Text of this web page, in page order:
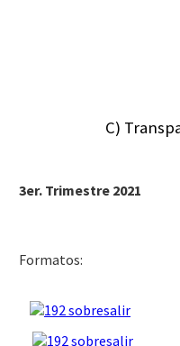
C)
3er. Trimestre 2021
Formatos: